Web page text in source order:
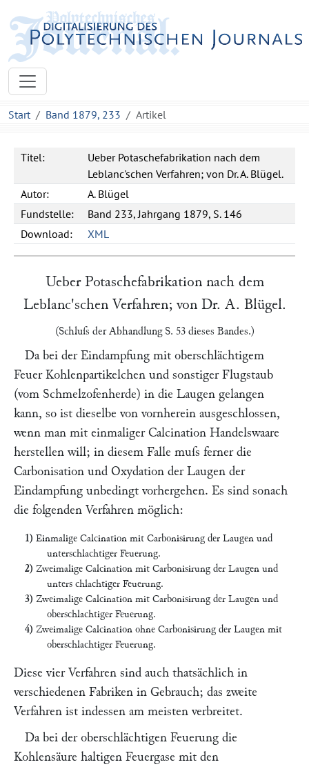
Start Band 1879, 233 Artikel
Titel:
Ueber Potaschefabrikation nach dem
Leblanc'schen Verfahren; von Dr. A. Blügel.
Autor:
A. Blügel
Fundstelle:
Band 233, Jahrgang 1879, S. 146
Download:
XML
Ueber Potaschefabrikation nach dem
Leblanc'schen Verfahren; von Dr. A. Blügel.
(Schluſs der Abhandlung S. 53 dieses Bandes.)
Da bei der Eindampfung mit oberschlächtigem
Feuer Kohlenpartikelchen und sonstiger Flugstaub
(vom Schmelzofenherde) in die Laugen gelangen
kann, so ist dieselbe von vornherein ausgeschlossen,
wenn man mit einmaliger Calcination Handelswaare
herstellen will; in diesem Falle muſs ferner die
Carbonisation und Oxydation der Laugen der
Eindampfung unbedingt vorhergehen. Es sind sonach
die folgenden Verfahren möglich:
1) Einmalige Calcination mit Carbonisirung der Laugen und
unterschlachtiger Feuerung.
2) Zweimalige Calcination mit Carbonisirung der Laugen und
unters chlachtiger Feuerung.
3) Zweimalige Calcination mit Carbonisirung der Laugen und
oberschlachtiger Feuerung.
4) Zweimalige Calcination ohne Carbonisirung der Laugen mit
oberschlachtiger Feuerung.
Diese vier Verfahren sind auch thatsächlich in
verschiedenen Fabriken in Gebrauch; das zweite
Verfahren ist indessen am meisten verbreitet.
Da bei der oberschlächtigen Feuerung die
Kohlensäure haltigen Feuergase mit den